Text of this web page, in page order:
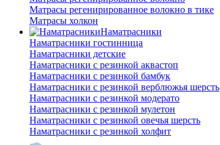
Матрасы регенирированное волокно в тике
Матрасы холкон
Наматрасники
Наматрасники гостинница
Наматрасники детские
Наматрасники с резинкой аквастоп
Наматрасники с резинкой бамбук
Наматрасники с резинкой верблюжья шерсть
Наматрасники с резинкой модерато
Наматрасники с резинкой мулетон
Наматрасники с резинкой овечья шерсть
Наматрасники с резинкой холфит